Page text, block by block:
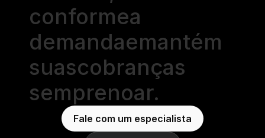
conformea
demandaemantém
suascobranças
semprenoar.
Fale com um especialista